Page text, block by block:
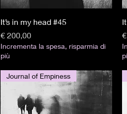
Visualização rápida
It’s in my head #45
Preço
€ 200,00
Incrementa la spesa, risparmia di
più
Journal of Empiness